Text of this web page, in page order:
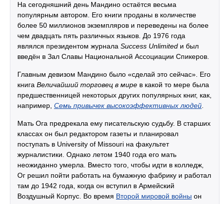
На сегодняшний день Мандино остаётся весьма
популярным автором. Его книги проданы в количестве
более 50 миллионов экземпляров и переведены на более
чем двадцать пять различных языков. До 1976 года
являлся президентом журнала Success Unlimited и был
введён в Зал Славы Национальной Ассоциации Спикеров.
Главным девизом Мандино было «сделай это сейчас». Его
книга Величайший торговец в мире в какой то мере была
предшественницей некоторых других популярных книг, как,
например, Семь привычек высокоэффективных людей
Мать Ога предрекала ему писательскую судьбу. В старших
классах он был редактором газеты и планировал
поступать в University of Missouri на факультет
журналистики. Однако летом 1940 года его мать
неожиданно умерла. Вместо того, чтобы идти в колледж,
Ог решил пойти работать на бумажную фабрику и работал
там до 1942 года, когда он вступил в Армейский
Воздушный Корпус. Во время Второй мировой войны он